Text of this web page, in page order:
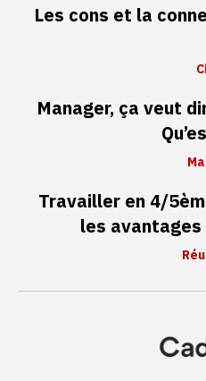
Les cons et la
Manager, ça veut
Travailler en 4/
les